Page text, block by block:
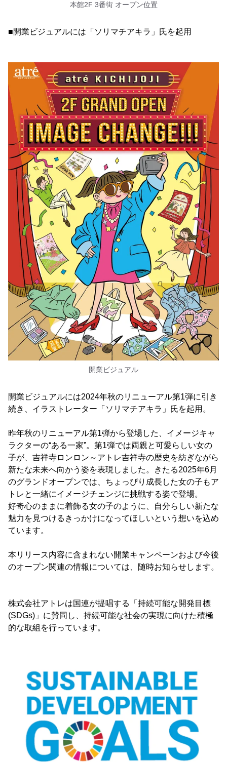
本館2F 3番街 オープン位置
■開業ビジュアルには「ソリマチアキラ」氏を起用
開業ビジュアル
開業ビジュアルには2024年秋のリニューアル第1弾に引き
続き、イラストレーター「ソリマチアキラ」氏を起用。
昨年秋のリニューアル第1弾から登場した、イメージキャ
ラクターの“ある一家”。第1弾では両親と可愛らしい女の
子が、吉祥寺ロンロン～アトレ吉祥寺の歴史を紡ぎながら
新たな未来へ向かう姿を表現しました。きたる2025年6月
のグランドオープンでは、ちょっぴり成長した女の子もア
トレと一緒にイメージチェンジに挑戦する姿で登場。
好奇心のままに着飾る女の子のように、自分らしい新たな
魅力を見つけるきっかけになってほしいという想いを込め
ています。
本リリース内容に含まれない開業キャンペーンおよび今後
のオープン関連の情報については、随時お知らせします。
株式会社アトレは国連が提唱する「持続可能な開発目標
(SDGs)」に賛同し、持続可能な社会の実現に向けた積極
的な取組を行っています。